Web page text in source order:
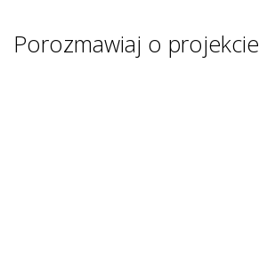
Porozmawiaj o projekcie